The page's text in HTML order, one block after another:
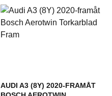
AUDI A3 (8Y) 2020-FRAMÅT